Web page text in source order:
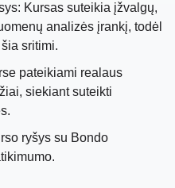
Kursas suteikia įžvalgų,
analizės įrankį, todėl
sritimi.
pateikiami realaus
siekiant suteikti
ryšys su Bondo